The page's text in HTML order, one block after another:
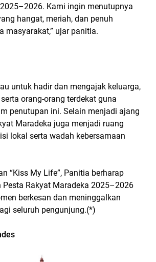
Kami ingin menutupnya
hangat, meriah, dan penuh
masyarakat,” ujar panitia.
untuk hadir dan mengajak keluarga,
orang-orang terdekat guna
penutupan ini. Selain menjadi ajang
Maradeka juga menjadi ruang
lokal serta wadah kebersamaan
“Kiss My Life”, Panitia berharap
Rakyat Maradeka 2025–2026
berkesan dan meninggalkan
seluruh pengunjung.(*)